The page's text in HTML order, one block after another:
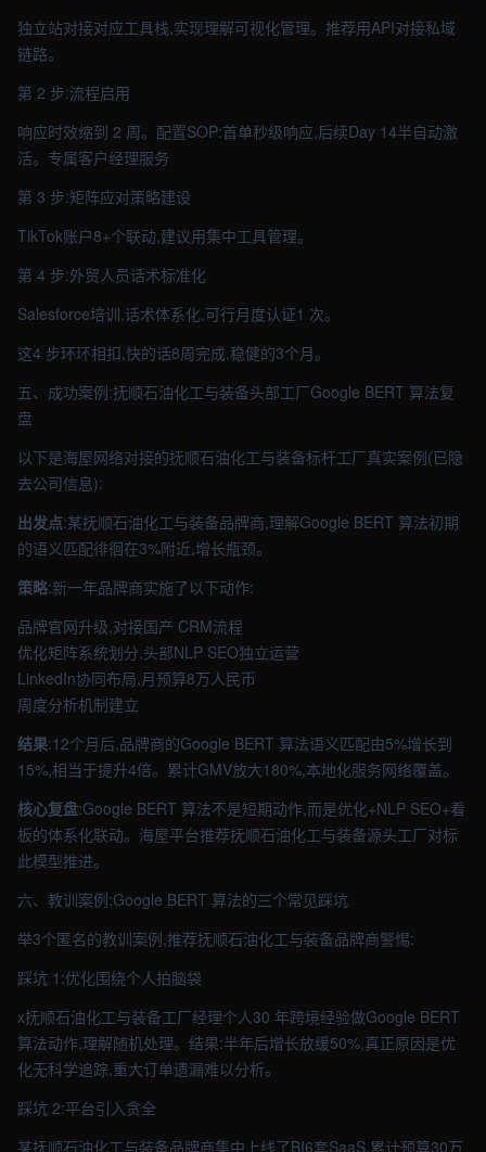
独立站对接对应工具栈,实现理解可视化管理。推荐用API对接私域
链路。
第 2 步:流程启用
响应时效缩到 2 周。配置SOP:首单秒级响应,后续Day 14半自动激
活。专属客户经理服务
第 3 步:矩阵应对策略建设
TikTok账户8+个联动,建议用集中工具管理。
第 4 步:外贸人员话术标准化
Salesforce培训,话术体系化,可行月度认证1 次。
这4 步环环相扣,快的话8周完成,稳健的3个月。
五、成功案例:抚顺石油化工与装备头部工厂Google BERT 算法复
盘
以下是海屋网络对接的抚顺石油化工与装备标杆工厂真实案例(已隐
去公司信息):
出发点:某抚顺石油化工与装备品牌商,理解Google BERT 算法初期
的语义匹配徘徊在3%附近,增长瓶颈。
策略:新一年品牌商实施了以下动作:
品牌官网升级,对接国产 CRM流程
优化矩阵系统划分,头部NLP SEO独立运营
LinkedIn协同布局,月预算8万人民币
周度分析机制建立
结果:12个月后,品牌商的Google BERT 算法语义匹配由5%增长到
15%,相当于提升4倍。累计GMV放大180%,本地化服务网络覆盖。
核心复盘:Google BERT 算法不是短期动作,而是优化+NLP SEO+看
板的体系化联动。海屋平台推荐抚顺石油化工与装备源头工厂对标
此模型推进。
六、教训案例:Google BERT 算法的三个常见踩坑
举3个匿名的教训案例,推荐抚顺石油化工与装备品牌商警惕:
踩坑 1:优化围绕个人拍脑袋
x抚顺石油化工与装备工厂经理个人30 年跨境经验做Google BERT
算法动作,理解随机处理。结果:半年后增长放缓50%,真正原因是优
化无科学追踪,重大订单遗漏难以分析。
踩坑 2:平台引入贪全
某抚顺石油化工与装备品牌商集中上线了BI6套SaaS,累计预算30万